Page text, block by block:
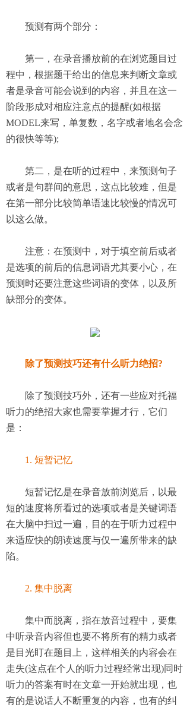
预测有两个部分：
第一，在录音播放前的在浏览题目过
程中，根据题干给出的信息来判断文章或
者是录音可能会说到的内容，并且在这一
阶段形成对相应注意点的提醒(如根据
MODEL来写，单复数，名字或者地名会念
的很快等等);
第二，是在听的过程中，来预测句子
或者是句群间的意思，这点比较难，但是
在第一部分比较简单语速比较慢的情况可
以这么做。
注意：在预测中，对于填空前后或者
是选项的前后的信息词语尤其要小心，在
预测时还要注意这些词语的变体，以及所
缺部分的变体。
除了预测技巧还有什么听力绝招?
除了预测技巧外，还有一些应对托福
听力的绝招大家也需要掌握才行，它们
是：
1. 短暂记忆
短暂记忆是在录音放前浏览后，以最
短的速度将所看过的选项或者是关键词语
在大脑中扫过一遍，目的在于听力过程中
来适应快的朗读速度与仅一遍所带来的缺
陷。
2. 集中脱离
集中而脱离，指在放音过程中，要集
中听录音内容但也要不将所有的精力或者
是目光盯在题目上，这样相关的内容会在
走失(这点在个人的听力过程经常出现)同时
听力的答案有时在文章一开始就出现，也
有的是说话人不断重复的内容，也有的纠